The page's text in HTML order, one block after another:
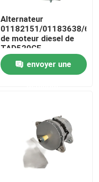
Alternateur
01182151/01183638/
de moteur diesel de
TAD520GE
envoyer une